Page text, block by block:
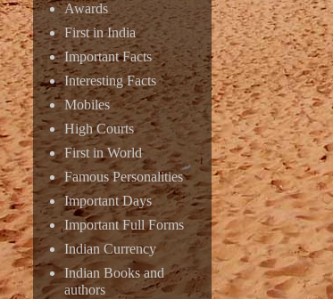
Awards
First in India
Important Facts
Interesting Facts
Mobiles
High Courts
First in World
Famous Personalities
Important Days
Important Full Forms
Indian Currency
Indian Books and
authors